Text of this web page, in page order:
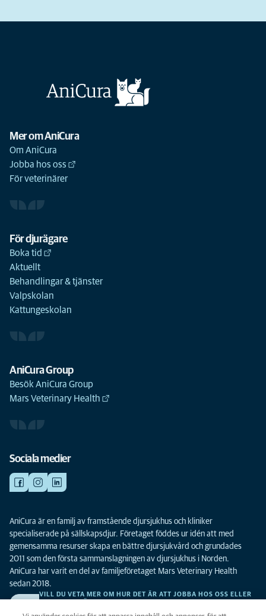
Mer om AniCura
Om AniCura
Jobba hos oss
För veterinärer
För djurägare
Boka tid
Aktuellt
Behandlingar & tjänster
Valpskolan
Kattungeskolan
AniCura Group
Besök AniCura Group
Mars Veterinary Health
Sociala medier
AniCura är en familj av framstående djursjukhus och kliniker
specialiserade på sällskapsdjur. Företaget föddes ur idén att med
gemensamma resurser skapa en bättre djursjukvård och grundades
2011 som den första sammanslagningen av djursjukhus i Norden.
AniCura har varit en del av familjeföretaget Mars Veterinary Health
sedan 2018.
VILL DU VETA MER OM HUR DET ÄR ATT JOBBA HOS OSS ELLER